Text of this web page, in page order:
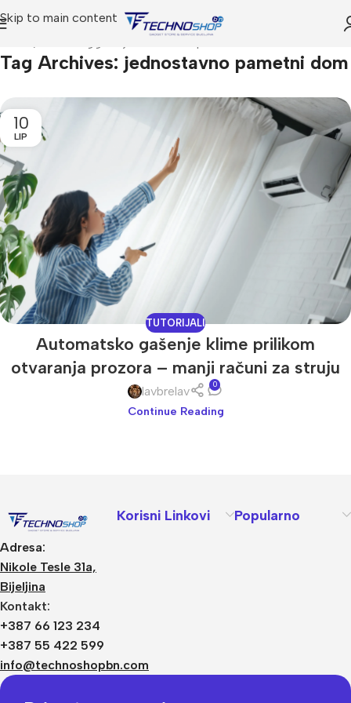
Skip to main content
Tag Archives: jednostavno pametni dom
10
LIP
TUTORIJALI
Automatsko gašenje klime prilikom
otvaranja prozora – manji računi za struju
lavbrelav 0
Continue Reading
Adresa:
Nikole Tesle 31a,
Bijeljina
Kontakt:
+387 66 123 234
+387 55 422 599
info@technoshopbn.com
Korisni Linkovi Popularno